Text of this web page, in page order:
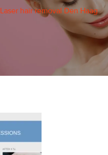
Laser hair removal Den Haag